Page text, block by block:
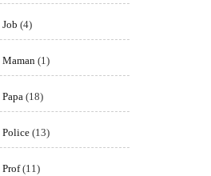
(4)
Maman(1)
(18)
Police(13)
(11)